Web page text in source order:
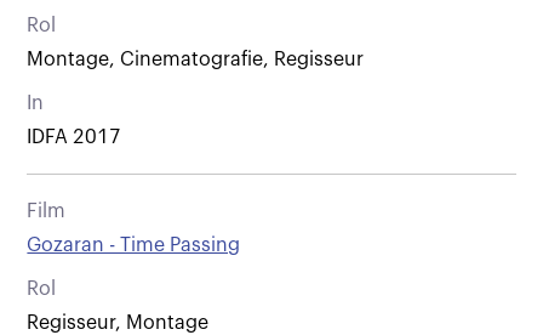
Rol
Montage, Cinematografie, Regisseur
In
IDFA 2017
Film
Gozaran - Time Passing
Rol
Regisseur, Montage